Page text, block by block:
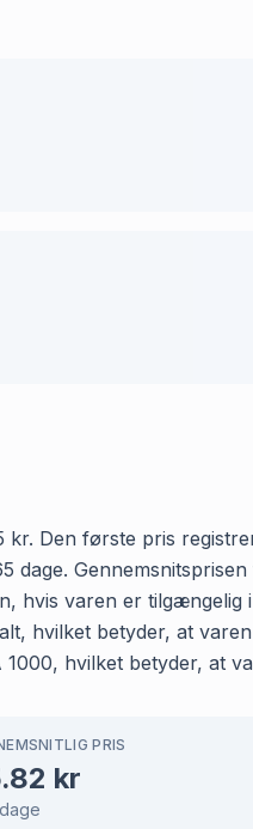
kr. Den første pris
hvis varen er
hvilket betyder, at
hvilket betyder, at
PRIS
kr
dage